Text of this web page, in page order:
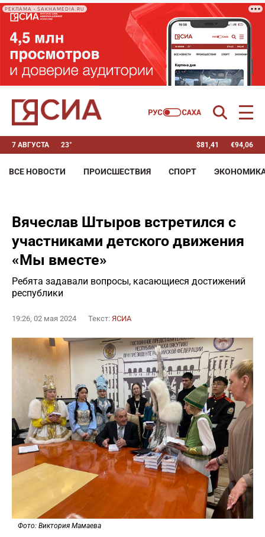
РЕКЛАМА • SAKHAMEDIA.RU
7 АВГУСТА 23° $81,41 €94,06
ВСЕ НОВОСТИ ПРОИСШЕСТВИЯ СПОРТ
Вячеслав Штыров встретился с
участниками детского движения
«Мы вместе»
Ребята задавали вопросы, касающиеся достижений
республики
19:26, 02 мая 2024 Текст: ЯСИА
Фото: Виктория Мамаева